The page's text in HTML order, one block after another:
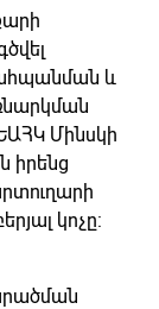
և
Մինսկի
իրենց
կոչը: